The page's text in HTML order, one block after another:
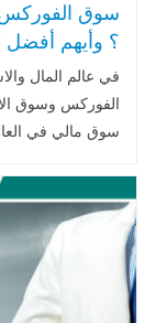
سوق الفوركس
؟ وأيهم أفضل
في عالم المال
الفوركس وسوق
سوق مالي في